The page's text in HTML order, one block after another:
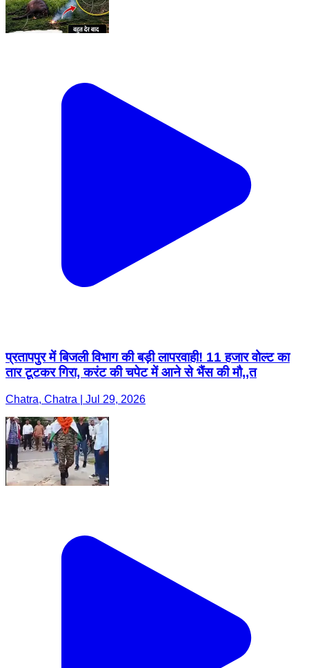
प्रतापपुर में बिजली विभाग की बड़ी लापरवाही! 11 हजार वोल्ट का
तार टूटकर गिरा, करंट की चपेट में आने से भैंस की मौ,,त
Chatra, Chatra | Jul 29, 2026